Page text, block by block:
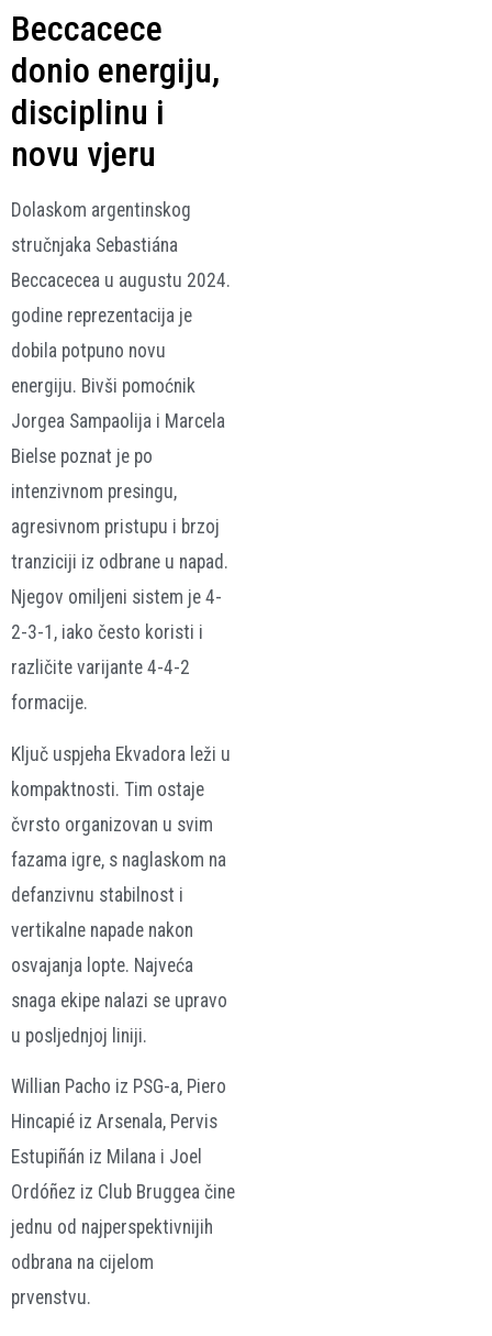
Beccacece
donio energiju,
disciplinu i
novu vjeru
Dolaskom argentinskog
stručnjaka Sebastiána
Beccacecea u augustu 2024.
godine reprezentacija je
dobila potpuno novu
energiju. Bivši pomoćnik
Jorgea Sampaolija i Marcela
Bielse poznat je po
intenzivnom presingu,
agresivnom pristupu i brzoj
tranziciji iz odbrane u napad.
Njegov omiljeni sistem je 4-
2-3-1, iako često koristi i
različite varijante 4-4-2
formacije.
Ključ uspjeha Ekvadora leži u
kompaktnosti. Tim ostaje
čvrsto organizovan u svim
fazama igre, s naglaskom na
defanzivnu stabilnost i
vertikalne napade nakon
osvajanja lopte. Najveća
snaga ekipe nalazi se upravo
u posljednjoj liniji.
Willian Pacho iz PSG-a, Piero
Hincapié iz Arsenala, Pervis
Estupiñán iz Milana i Joel
Ordóñez iz Club Bruggea čine
jednu od najperspektivnijih
odbrana na cijelom
prvenstvu.